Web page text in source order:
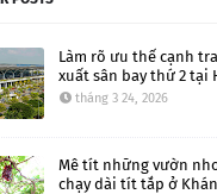
Làm rõ ưu thế cạnh
xuất sân bay thứ 2 tại
tháng 3 24, 2026
Mê tít những vườn
chạy dài tít tắp ở